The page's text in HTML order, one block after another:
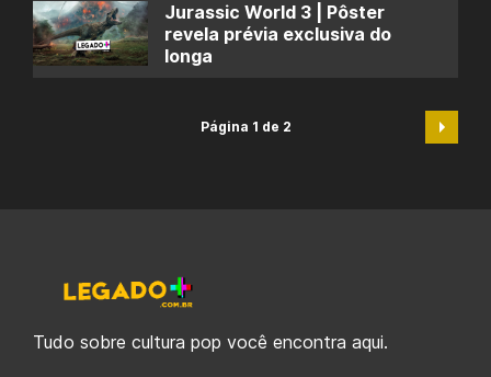
Jurassic World 3 | Pôster
revela prévia exclusiva do
longa
Página 1 de 2
Tudo sobre cultura pop você encontra aqui.